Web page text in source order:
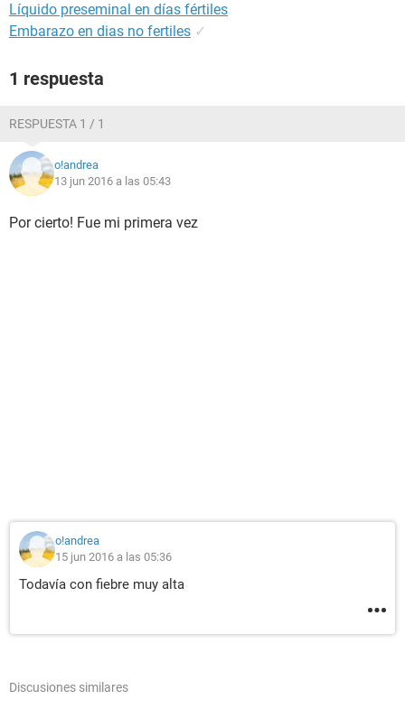
Líquido preseminal en días fértiles
Embarazo en dias no fertiles ✓
1 respuesta
RESPUESTA 1 / 1
o!andrea
13 jun 2016 a las 05:43
Por cierto! Fue mi primera vez
o!andrea
15 jun 2016 a las 05:36
Todavía con fiebre muy alta
Discusiones similares